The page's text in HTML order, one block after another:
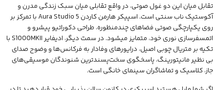
تقابل میان این دو غول صوتی، در واقع تقابلی میان سبک زندگی مدرن و
آکوستیک ناب سنتی است. اسپیکر هارمن کاردن Aura Studio 5 با تمرکز بر
روی یکپارچگی صوتی فضاهای چندمنظوره، طراحی دکوراتیو پیشرو و
اتمسفرسازی نوری خود، متمایز میشود. در سمت دیگر، ادیفایر S1000MKII با
تکیه بر متریال چوبی اصیل، درایورهای وفادار به فرکانس‌ها و وضوح صدای
بی نظیر مانیتورینگ، پاسخگوی سخت‌پسندترین شنوندگان موسیقی‌های
جاز، کلاسیک و تماشاگرانسینمای خانگیاست.